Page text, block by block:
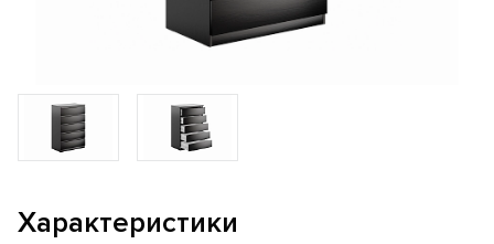
Характеристики